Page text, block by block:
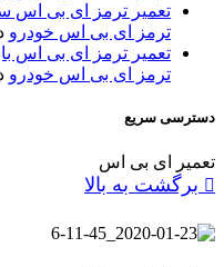
تعمیر ترمز ای بی اس
ترمز ای بی اس خودرو
تعمیر ترمز ای بی اس
ترمز ای بی اس خودرو
دسترسی سریع
تعمیر ای بی اس
برگشت به بالا